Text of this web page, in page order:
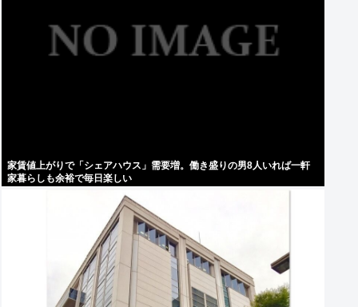
家賃値上がりで「シェアハウス」需要増。働き盛りの男8人いれば一軒
家暮らしも余裕で毎日楽しい